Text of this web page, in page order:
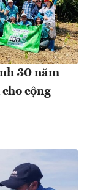
30 năm
cộng